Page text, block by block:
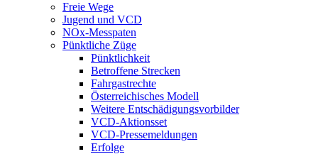
Freie Wege
Jugend und VCD
NOx-Messpaten
Pünktliche Züge
Pünktlichkeit
Betroffene Strecken
Fahrgastrechte
Österreichisches Modell
Weitere Entschädigungsvorbilder
VCD-Aktionsset
VCD-Pressemeldungen
Erfolge